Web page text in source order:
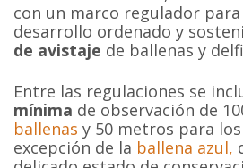
con un marco regulador
desarrollo ordenado y
de avistaje de ballenas y
Entre las regulaciones se
mínima de observación de
ballenas y 50 metros para los
excepción de la ballena azul,